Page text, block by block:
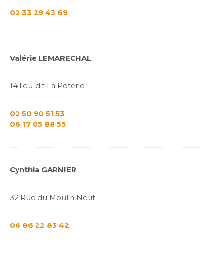
02 33 29 43 69
Valérie LEMARECHAL
14 lieu-dit La Poterie
02 50 90 51 53
06 17 05 88 55
Cynthia GARNIER
32 Rue du Moulin Neuf
06 86 22 83 42